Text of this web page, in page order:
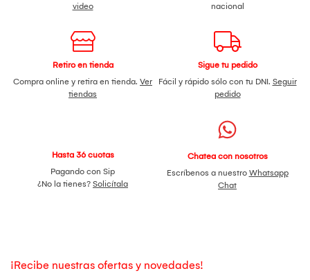
video
nacional
Retiro en tienda
Compra online y retira en tienda. Ver
tiendas
Sigue tu pedido
Fácil y rápido sólo con tu DNI. Seguir
pedido
Hasta 36 cuotas
Pagando con Sip
¿No la tienes? Solicítala
Chatea con nosotros
Escríbenos a nuestro Whatsapp
Chat
¡Recibe nuestras ofertas y novedades!